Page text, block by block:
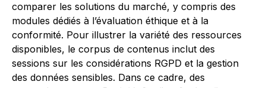
comparer les solutions du marché, y compris des
modules dédiés à l’évaluation éthique et à la
conformité. Pour illustrer la variété des ressources
disponibles, le corpus de contenus inclut des
sessions sur les considérations RGPD et la gestion
des données sensibles. Dans ce cadre, des